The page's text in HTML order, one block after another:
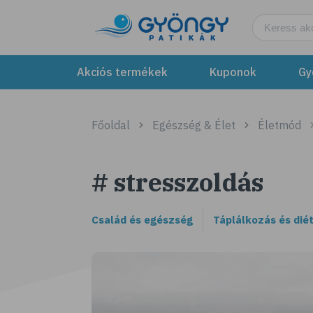
Akciós termékek Kuponok
Főoldal Egészség & Élet Életmód
# stresszoldás
Család és egészség Táplálkozás és